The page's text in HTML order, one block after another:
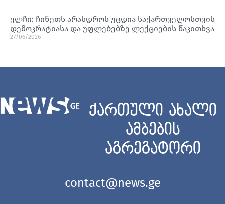
ელჩი: ჩინეთს არასდროს უცდია საქართველოსთვის
დემოკრატიასა და უფლებებზე ლექციების წაკითხვა
27/06/2026
ქართული ახალი
ამბების
აგრეგატორი
contact@news.ge